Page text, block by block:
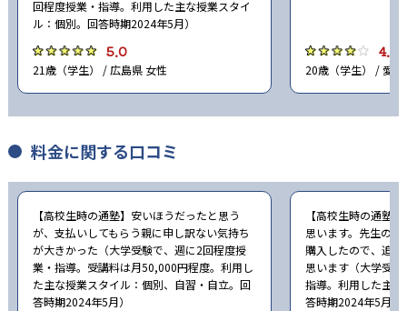
回程度授業・指導。利用した主な授業スタイ
ル：個別。回答時期2024年5月）
5.0
21歳（学生） / 広島県 女性
4.0
20歳（学生） / 愛知
料金に関する口コミ
【高校生時の通塾】安いほうだったと思う
が、支払いしてもらう親に申し訳ない気持ち
が大きかった（大学受験で、週に2回程度授
業・指導。受講料は月50,000円程度。利用し
た主な授業スタイル：個別、自習・自立。回
答時期2024年5月）
【高校生時の通塾
思います。先生の
購入したので、追
思います（大学受
指導。利用した主
答時期2024年5月）